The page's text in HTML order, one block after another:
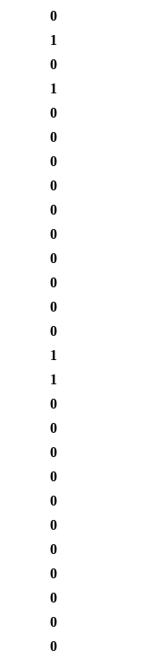
0
1
0
1
0
0
0
0
0
0
0
0
0
0
1
1
0
0
0
0
0
0
0
0
0
0
0